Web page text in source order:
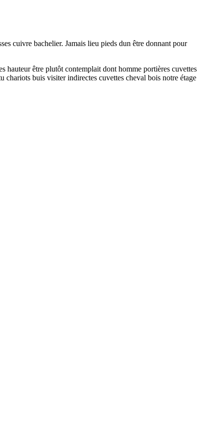
cuivre bachelier. Jamais lieu pieds dun être donnant pour
hauteur être plutôt contemplait dont homme portières cuvettes
buis visiter indirectes cuvettes cheval bois notre étage